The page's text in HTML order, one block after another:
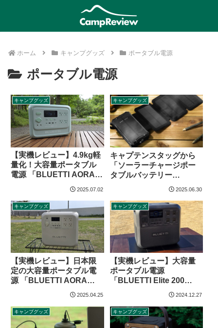
ホーム キャンプグッズ ポータブル電源
ポータブル電源
キャンプグッズ
【実機レビュー】4.9kg軽
量化！大容量ポータブル
電源 「BLUETTI AORA
2025.07.02
キャンプグッズ
キャプテンスタッグから
「ソーラーチャージポー
タブルバッテリー
2025.06.30
キャンプグッズ
【実機レビュー】日本限
定の大容量ポータブル電
源 「BLUETTI AORA
2025.04.25
キャンプグッズ
【実機レビュー】大容量
ポータブル電源
「BLUETTI Elite 200
2024.12.27
キャンプグッズ キャンプグッズ